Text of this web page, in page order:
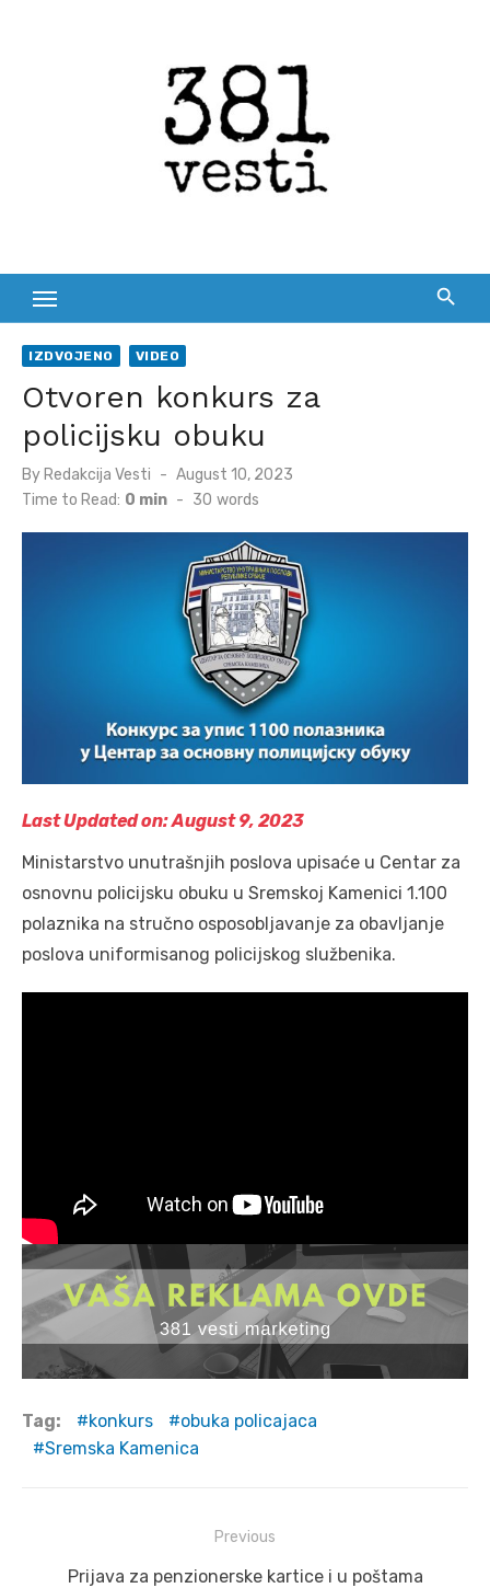
IZDVOJENO VIDEO
Otvoren konkurs za
policijsku obuku
By Redakcija Vesti
Posted
August 10, 2023
Time to Read: 0 min - 30 words
Last Updated on: August 9, 2023
Ministarstvo unutrašnjih poslova upisaće u Centar za
osnovnu policijsku obuku u Sremskoj Kamenici 1.100
polaznika na stručno osposobljavanje za obavljanje
poslova uniformisanog policijskog službenika.
Tag: konkurs
obuka policajaca
Sremska Kamenica
navigation
Previous
Previous
Prijava za penzionerske kartice i u poštama